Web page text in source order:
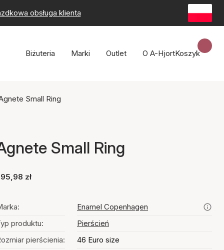
obsługa klienta
Biżuteria Marki Outlet O A-HjortKoszyk
Small Ring
Small Ring
zł
Enamel Copenhagen
produktu:
Pierścień
pierścienia:
46 Euro size